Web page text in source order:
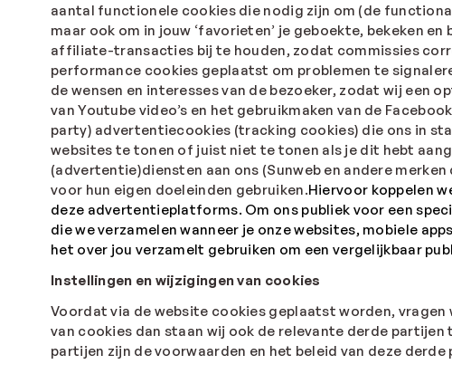
aantal functionele cookies die nodig zijn om (de
maar ook om in jouw ‘favorieten’ je geboekte, bekeken
affiliate-transacties bij te houden, zodat commissies
performance cookies geplaatst om problemen te
de wensen en interesses van de bezoeker, zodat wij een
van Youtube video’s en het gebruikmaken van de
party) advertentiecookies (tracking cookies) die ons in
websites te tonen of juist niet te tonen als je dit hebt
(advertentie)diensten aan ons (Sunweb en andere
voor hun eigen doeleinden gebruiken.Hiervoor koppelen
deze advertentieplatforms. Om ons publiek voor een
die we verzamelen wanneer je onze websites, mobiele
het over jou verzamelt gebruiken om een vergelijkbaar
Instellingen en wijzigingen van cookies
Voordat via de website cookies geplaatst worden,
van cookies dan staan wij ook de relevante derde
partijen zijn de voorwaarden en het beleid van deze